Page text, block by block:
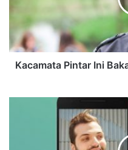
Kacamata Pintar Ini